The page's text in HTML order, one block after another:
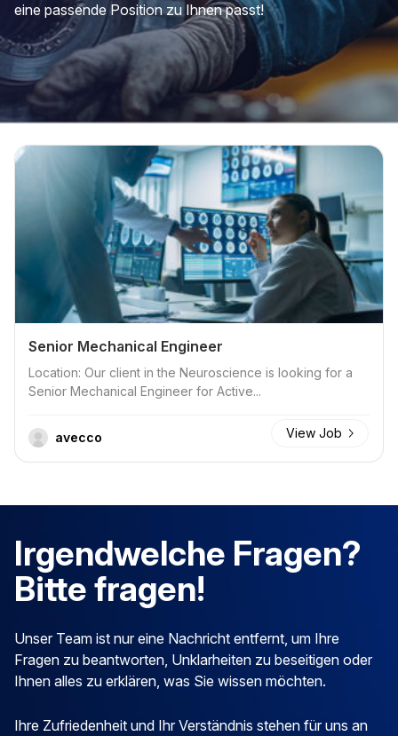
eine passende Position zu Ihnen passt!
Senior Mechanical Engineer
Location: Our client in the Neuroscience is looking for a
Senior Mechanical Engineer for Active...
View Job
avecco
Irgendwelche Fragen?
Bitte fragen!
Unser Team ist nur eine Nachricht entfernt, um Ihre
Fragen zu beantworten, Unklarheiten zu beseitigen oder
Ihnen alles zu erklären, was Sie wissen möchten.
Ihre Zufriedenheit und Ihr Verständnis stehen für uns an